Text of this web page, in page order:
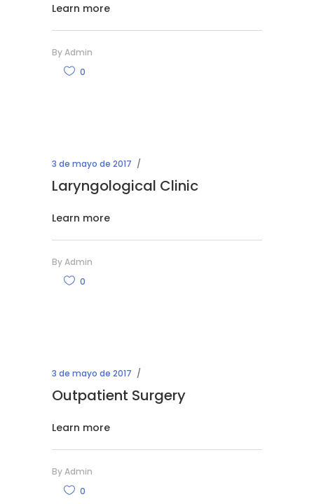
Learn more
ByAdmin
0
3 de mayo de 2017
Laryngological Clinic
Learn more
ByAdmin
0
3 de mayo de 2017
Outpatient Surgery
Learn more
ByAdmin
0